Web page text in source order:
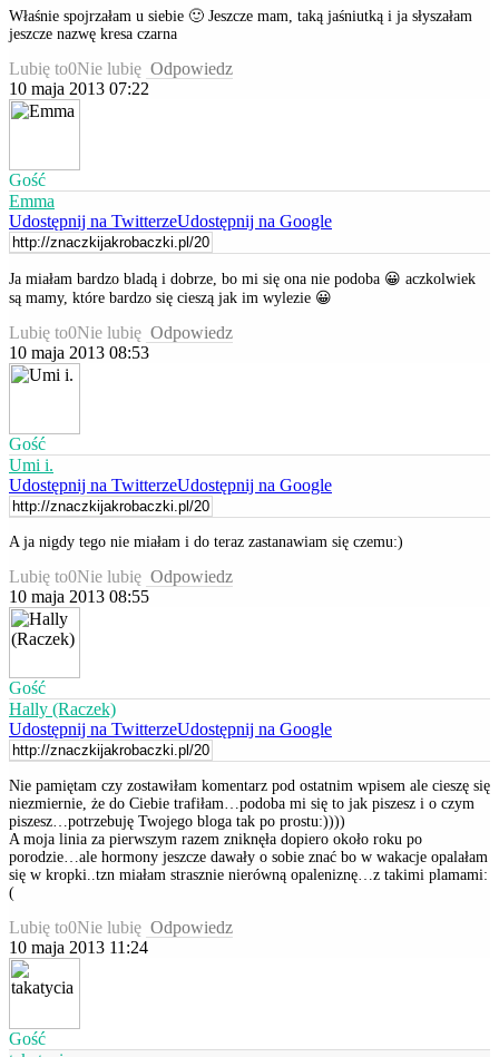
Właśnie spojrzałam u siebie 🙂 Jeszcze mam, taką jaśniutką i ja słyszałam
jeszcze nazwę kresa czarna
Lubię to0Nie lubię Odpowiedz
10 maja 2013 07:22
Gość
Emma
Udostępnij na TwitterzeUdostępnij na Google
Ja miałam bardzo bladą i dobrze, bo mi się ona nie podoba 😀 aczkolwiek
są mamy, które bardzo się cieszą jak im wylezie 😀
Lubię to0Nie lubię Odpowiedz
10 maja 2013 08:53
Gość
Umi i.
Udostępnij na TwitterzeUdostępnij na Google
A ja nigdy tego nie miałam i do teraz zastanawiam się czemu:)
Lubię to0Nie lubię Odpowiedz
10 maja 2013 08:55
Gość
Hally (Raczek)
Udostępnij na TwitterzeUdostępnij na Google
Nie pamiętam czy zostawiłam komentarz pod ostatnim wpisem ale cieszę się
niezmiernie, że do Ciebie trafiłam…podoba mi się to jak piszesz i o czym
piszesz…potrzebuję Twojego bloga tak po prostu:))))
A moja linia za pierwszym razem zniknęła dopiero około roku po
porodzie…ale hormony jeszcze dawały o sobie znać bo w wakacje opalałam
się w kropki..tzn miałam strasznie nierówną opaleniznę…z takimi plamami:
(
Lubię to0Nie lubię Odpowiedz
10 maja 2013 11:24
Gość